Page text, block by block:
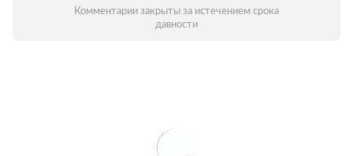
Комментарии закрыты за истечением срока
давности